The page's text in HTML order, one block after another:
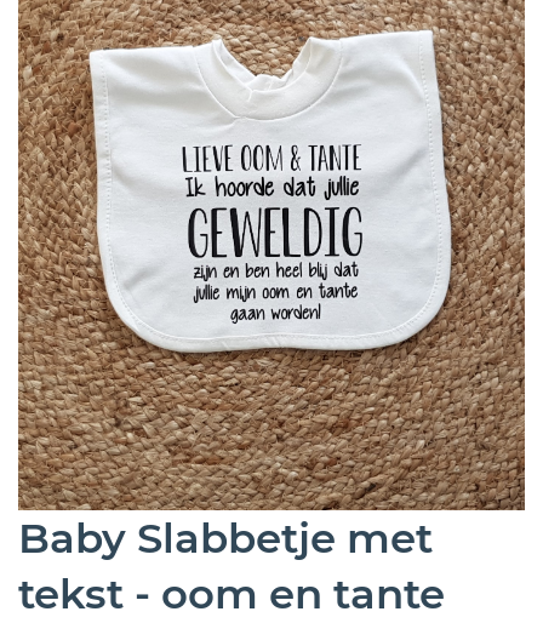
Baby Slabbetje met
tekst - oom en tante